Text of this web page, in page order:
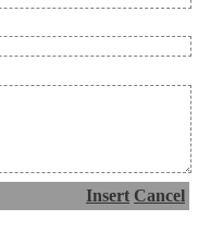
Insert Cancel